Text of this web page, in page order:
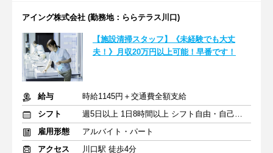
アイング株式会社 (勤務地：ららテラス川口)
【施設清掃スタッフ】《未経験でも大丈
夫！》月収20万円以上可能！早番です！
給与
時給1145円＋交通費全額支給
シフト
週5日以上 1日8時間以上 シフト自由・自己申告
雇用形態
アルバイト・パート
アクセス
川口駅 徒歩4分